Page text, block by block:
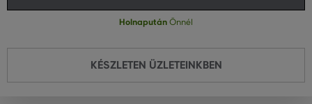
Holnapután Önnél
KÉSZLETEN ÜZLETEINKBEN